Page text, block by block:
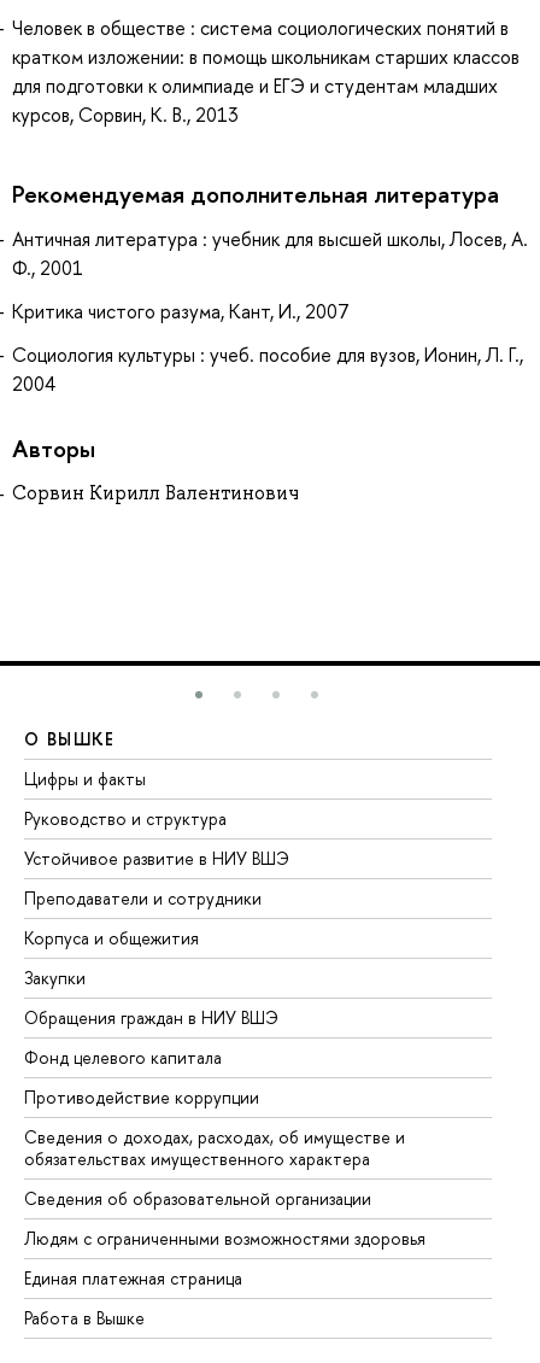
Человек в обществе : система социологических понятий в
кратком изложении: в помощь школьникам старших классов
для подготовки к олимпиаде и ЕГЭ и студентам младших
курсов, Сорвин, К. В., 2013
Рекомендуемая дополнительная литература
Античная литература : учебник для высшей школы, Лосев, А.
Ф., 2001
Критика чистого разума, Кант, И., 2007
Социология культуры : учеб. пособие для вузов, Ионин, Л. Г.,
2004
Авторы
Сорвин Кирилл Валентинович
О ВЫШКЕ
Цифры и факты
Руководство и структура
Устойчивое развитие в НИУ ВШЭ
Преподаватели и сотрудники
Корпуса и общежития
Закупки
Обращения граждан в НИУ ВШЭ
Фонд целевого капитала
Противодействие коррупции
Сведения о доходах, расходах, об имуществе и
обязательствах имущественного характера
Сведения об образовательной организации
Людям с ограниченными возможностями здоровья
Единая платежная страница
Работа в Вышке